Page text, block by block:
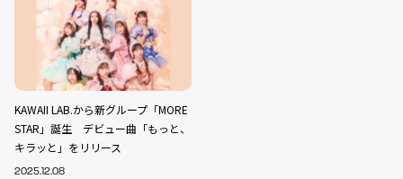
KAWAII LAB.から新グループ「MORE
STAR」誕生 デビュー曲「もっと、
キラッと」をリリース
2025.12.08